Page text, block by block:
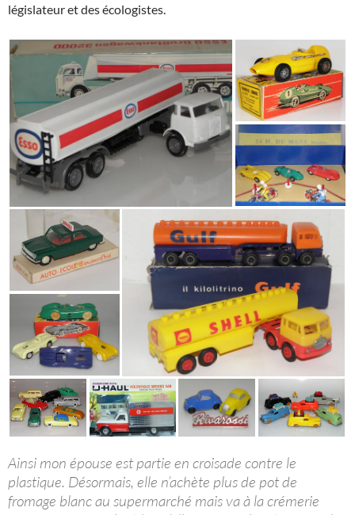
législateur et des écologistes.
Ainsi mon épouse est partie en croisade contre le
plastique. Désormais, elle n’achète plus de pot de
fromage blanc au supermarché mais va à la crémerie